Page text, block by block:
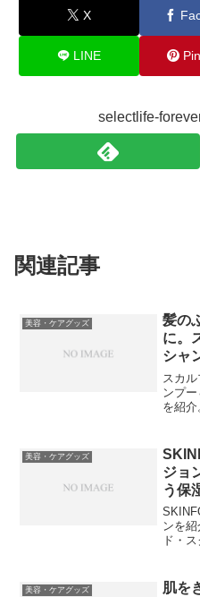
X
LINE
selectlife-
関連記事
美容・ケアグッズ
髪の
に。
シャ
セッ
スカ
ンプ
を紹介
れた
美容・ケアグッズ
ジョ
う保
ンを
ド・
湿ケ
美容・ケアグッズ
肌を